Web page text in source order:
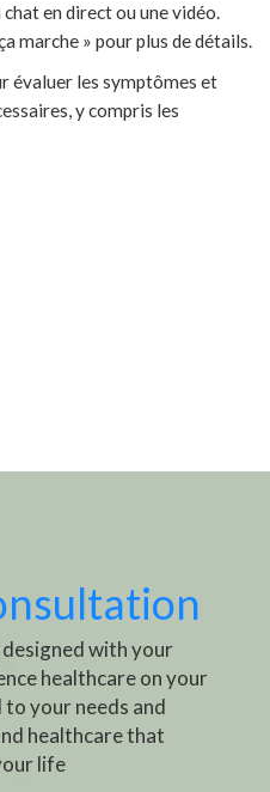
en direct ou une vidéo.
marche » pour plus de détails.
évaluer les symptômes et
y compris les
with your
healthcare on your
your needs and
healthcare that
life